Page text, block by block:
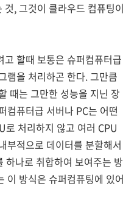
, 그것이 클라우드 컴퓨팅이
할때 보통은 슈퍼컴퓨터급
램을 처리하곤 한다. 그만큼
때는 그만한 성능을 지닌 장
컴퓨터급 서버나 PC는 어떤
로 처리하지 않고 여러 CPU
부적으로 데이터를 분할해서
하나로 취합하여 보여주는 방
이 방식은 슈퍼컴퓨팅에 있어